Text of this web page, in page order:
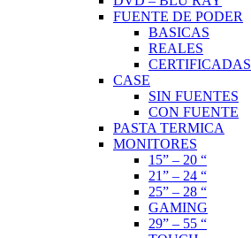
FUENTE DE PODER
BASICAS
REALES
CERTIFICADAS
CASE
SIN FUENTES
CON FUENTE
PASTA TERMICA
MONITORES
15” – 20 “
21” – 24 “
25” – 28 “
GAMING
29” – 55 “